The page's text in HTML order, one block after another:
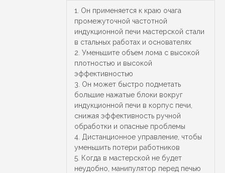
1. Он применяется к краю очага
промежуточной частотной
индукционной печи мастерской стали
в стальных работах и ​​основателях
2. Уменьшите объем лома с высокой
плотностью и высокой
эффективностью
3. Он может быстро подметать
большие нажатые блоки вокруг
индукционной печи в корпус печи,
снижая эффективность ручной
обработки и опасные проблемы
4. Дистанционное управление, чтобы
уменьшить потери работников
5. Когда в мастерской не будет
неудобно, манипулятор перед печью